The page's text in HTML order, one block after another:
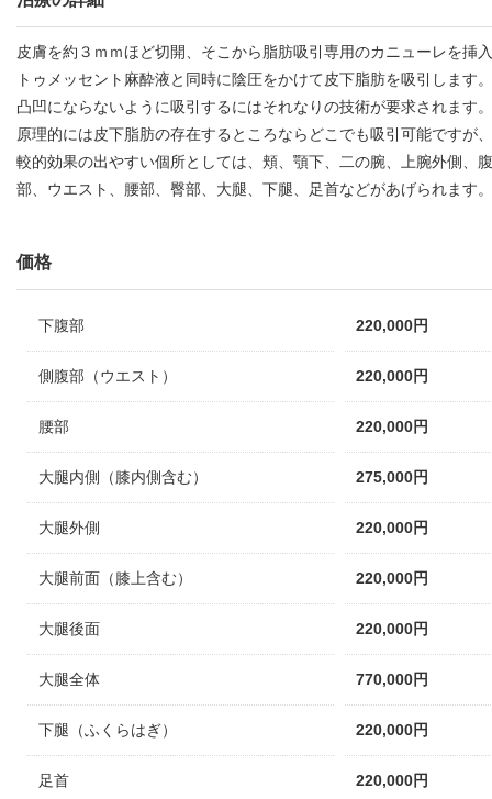
皮膚を約３ｍｍほど切開、そこから脂肪吸引専用のカニューレを挿
トゥメッセント麻酔液と同時に陰圧をかけて皮下脂肪を吸引します。
凸凹にならないように吸引するにはそれなりの技術が要求されます。
原理的には皮下脂肪の存在するところならどこでも吸引可能ですが
較的効果の出やすい個所としては、頬、顎下、二の腕、上腕外側、腹
部、ウエスト、腰部、臀部、大腿、下腿、足首などがあげられます。
価格
下腹部 220,000円
側腹部（ウエスト） 220,000円
腰部 220,000円
大腿内側（膝内側含む） 275,000円
大腿外側 220,000円
大腿前面（膝上含む） 220,000円
大腿後面 220,000円
大腿全体 770,000円
下腿（ふくらはぎ） 220,000円
足首 220,000円